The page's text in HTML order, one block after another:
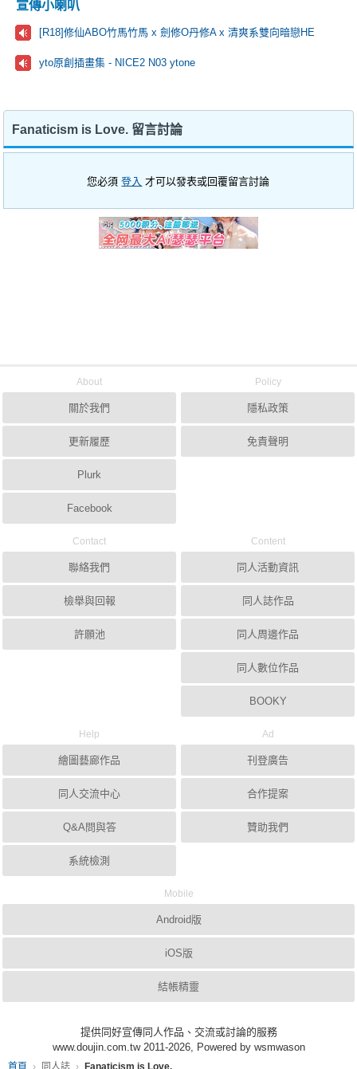
首頁 同人誌 Fanaticism is Love.
宣傳小喇叭
[R18]修仙ABO竹馬竹馬 x 劍修O丹修A x 清爽系雙向暗戀HE
yto原創插畫集 - NICE2 N03 ytone
Fanaticism is Love. 留言討論
您必須登入 才可以發表或回覆留言討論
About
關於我們
更新履歷
Plurk
Facebook
Policy
隱私政策
免責聲明
Contact
聯絡我們
檢舉與回報
許願池
Content
同人活動資訊
同人誌作品
同人周邊作品
同人數位作品
BOOKY
Help
繪圖藝廊作品
同人交流中心
Q&A問與答
系統檢測
Ad
刊登廣告
合作提案
贊助我們
Mobile
Android版
iOS版
結帳精靈
提供同好宣傳同人作品、交流或討論的服務
www.doujin.com.tw 2011-2026, Powered by wsmwason